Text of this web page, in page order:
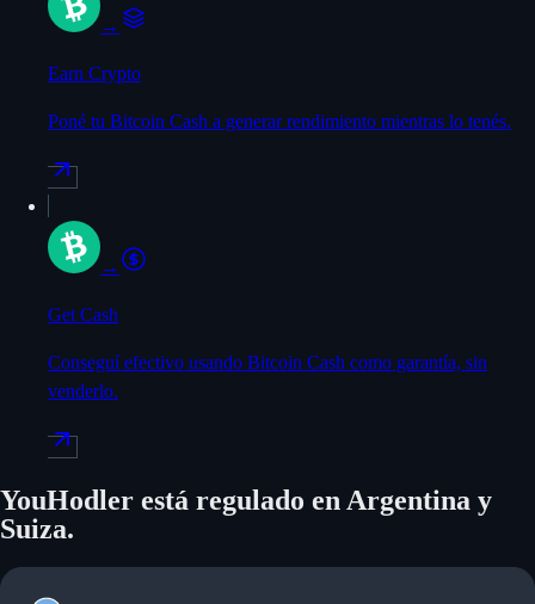
→
Earn Crypto
Poné tu Bitcoin Cash a generar rendimiento mientras lo tenés.
→
Get Cash
Conseguí efectivo usando Bitcoin Cash como garantía, sin
venderlo.
YouHodler está regulado en Argentina y
Suiza.